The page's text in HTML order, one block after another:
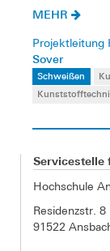
MEHR
Projektleitung
Sover
Schweißen
Servicestelle
Hochschule
Residenzstr. 8
91522